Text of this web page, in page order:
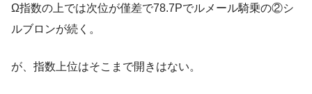
Ω指数の上では次位が僅差で78.7Pでルメール騎乗の②シ
ルブロンが続く。
が、指数上位はそこまで開きはない。